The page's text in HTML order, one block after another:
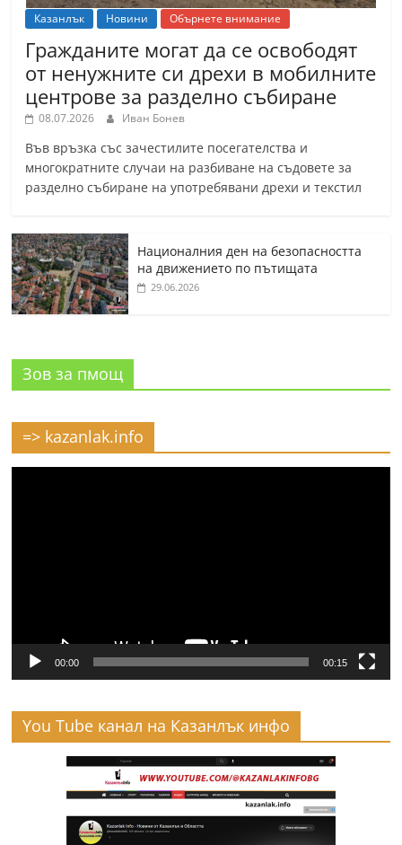
Казанлък Новини Обърнете внимание
Гражданите могат да се освободят
от ненужните си дрехи в мобилните
центрове за разделно събиране
08.07.2026 Иван Бонев
Във връзка със зачестилите посегателства и
многократните случаи на разбиване на съдовете за
разделно събиране на употребявани дрехи и текстил
Националния ден на безопасността
на движението по пътищата
29.06.2026
Зов за пмощ
=> kazanlak.info
00:00 00:15
You Tube канал на Казанлък инфо